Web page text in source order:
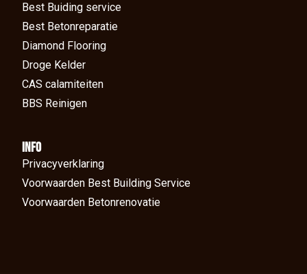
Best Buiding service
Best Betonreparatie
Diamond Flooring
Droge Kelder
CAS calamiteiten
BBS Reinigen
Info
Privacyverklaring
Voorwaarden Best Building Service
Voorwaarden Betonrenovatie